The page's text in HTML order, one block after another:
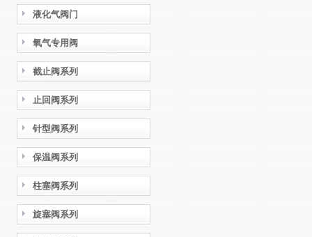
液化气阀门
氧气专用阀
截止阀系列
止回阀系列
针型阀系列
保温阀系列
柱塞阀系列
旋塞阀系列